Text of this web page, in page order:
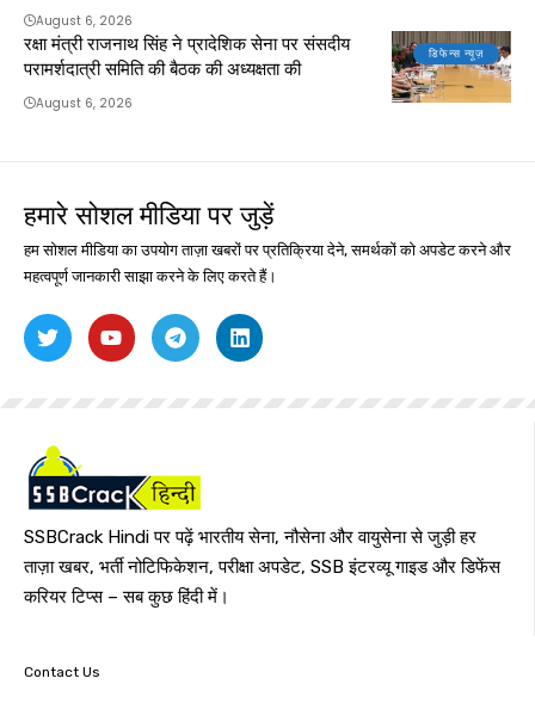
August 6, 2026
डिफेन्स न्यूज़
रक्षा मंत्री राजनाथ सिंह ने प्रादेशिक सेना पर संसदीय
परामर्शदात्री समिति की बैठक की अध्यक्षता की
August 6, 2026
हमारे सोशल मीडिया पर जुड़ें
हम सोशल मीडिया का उपयोग ताज़ा खबरों पर प्रतिक्रिया देने, समर्थकों को अपडेट करने और
महत्वपूर्ण जानकारी साझा करने के लिए करते हैं।
SSBCrack Hindi पर पढ़ें भारतीय सेना, नौसेना और वायुसेना से जुड़ी हर
ताज़ा खबर, भर्ती नोटिफिकेशन, परीक्षा अपडेट, SSB इंटरव्यू गाइड और डिफेंस
करियर टिप्स – सब कुछ हिंदी में।
Contact Us